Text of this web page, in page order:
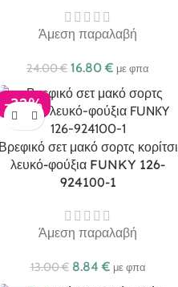
Άμεση παραλαβή
24.00€ 16.80 € με φπα
-32%
σετ μακό σορτς κορίτσι
λευκό-φούξια FUNKY 126-
924100-1
Άμεση παραλαβή
13.00€ 8.84 € με φπα